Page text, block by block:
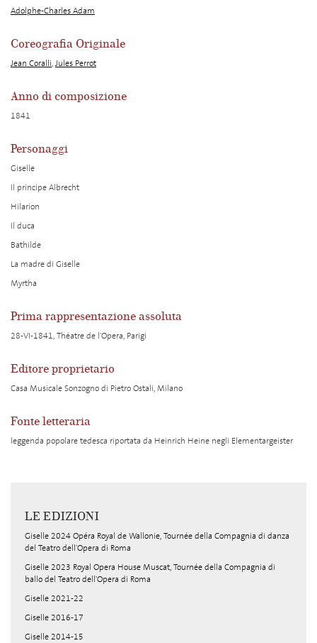
Adolphe-Charles Adam
Coreografia Originale
Jean Coralli,Jules Perrot
Anno di composizione
1841
Personaggi
Giselle
Il principe Albrecht
Hilarion
Il duca
Bathilde
La madre di Giselle
Myrtha
Prima rappresentazione assoluta
28-VI-1841, Théatre de l'Opera, Parigi
Editore proprietario
Casa Musicale Sonzogno di Pietro Ostali, Milano
Fonte letteraria
leggenda popolare tedesca riportata da Heinrich Heine negli Elementargeister
LE EDIZIONI
Giselle 2024 Opéra Royal de Wallonie, Tournée della Compagnia di danza
del Teatro dell'Opera di Roma
Giselle 2023 Royal Opera House Muscat, Tournée della Compagnia di
ballo del Teatro dell'Opera di Roma
Giselle 2021-22
Giselle 2016-17
Giselle 2014-15